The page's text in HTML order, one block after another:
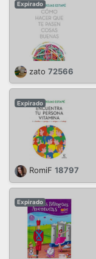
Expirado
zato 72566
Expirado
RomiF 18797
Expirado